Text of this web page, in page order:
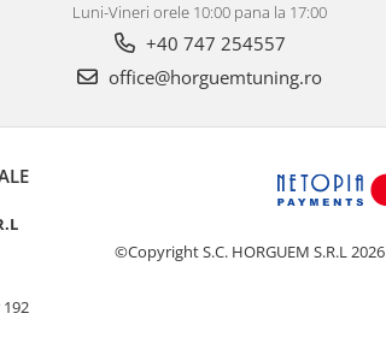
Luni-Vineri orele 10:00 pana la 17:00
+40 747 254557
office@horguemtuning.ro
©Copyright S.C. HORGUEM S.R.L 2026